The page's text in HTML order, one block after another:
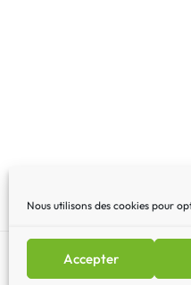
Nous utilisons des cookies pour
Accepter